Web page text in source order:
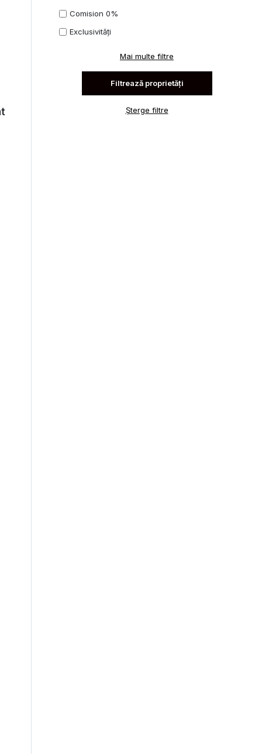
Comision 0%
Exclusivități
Mai multe filtre
Șterge filtre